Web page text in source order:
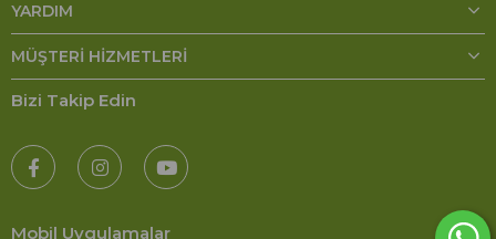
YARDIM
MÜŞTERI HIZMETLERI
Bizi Takip Edin
Mobil Uygulamalar